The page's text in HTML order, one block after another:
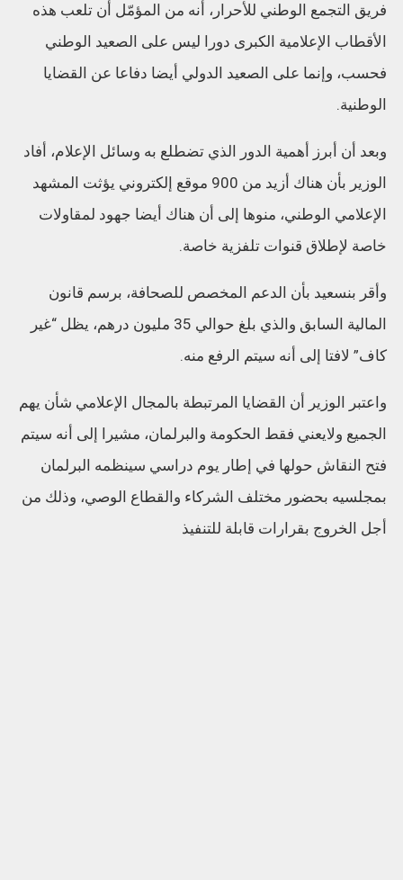
فريق التجمع الوطني للأحرار، أنه من المؤمّل أن تلعب هذه
الأقطاب الإعلامية الكبرى دورا ليس على الصعيد الوطني
فحسب، وإنما على الصعيد الدولي أيضا دفاعا عن القضايا
الوطنية.
وبعد أن أبرز أهمية الدور الذي تضطلع به وسائل الإعلام، أفاد
الوزير بأن هناك أزيد من 900 موقع إلكتروني يؤثت المشهد
الإعلامي الوطني، منوها إلى أن هناك أيضا جهود لمقاولات
خاصة لإطلاق قنوات تلفزية خاصة.
وأقر بنسعيد بأن الدعم المخصص للصحافة، برسم قانون
المالية السابق والذي بلغ حوالي 35 مليون درهم، يظل “غير
كاف” لافتا إلى أنه سيتم الرفع منه.
واعتبر الوزير أن القضايا المرتبطة بالمجال الإعلامي شأن يهم
الجميع ولايعني فقط الحكومة والبرلمان، مشيرا إلى أنه سيتم
فتح النقاش حولها في إطار يوم دراسي سينظمه البرلمان
بمجلسيه بحضور مختلف الشركاء والقطاع الوصي، وذلك من
أجل الخروج بقرارات قابلة للتنفيذ